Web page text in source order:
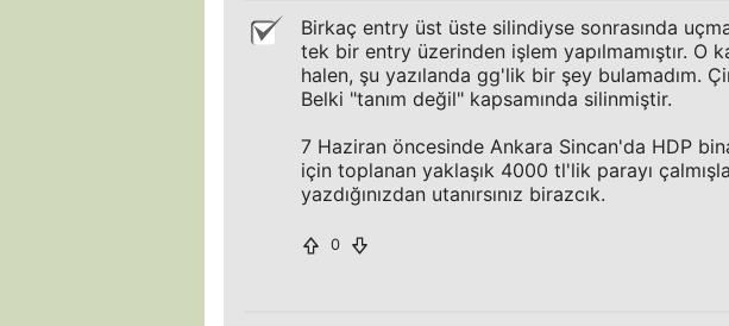
Birkaç entry üst üste silindiyse sonrasında
tek bir entry üzerinden işlem yapılmamıştır. O
halen, şu yazılanda gg'lik bir şey bulamadım.
Belki "tanım değil" kapsamında silinmiştir.
7 Haziran öncesinde Ankara Sincan'da HDP
için toplanan yaklaşık 4000 tl'lik parayı
yazdığınızdan utanırsınız birazcık.
0